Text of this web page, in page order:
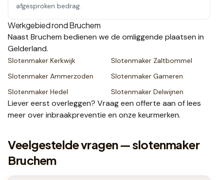
afgesproken bedrag.
Werkgebied rondBruchem
Naast Bruchem bedienen we de omliggende plaatsen in
Gelderland.
Slotenmaker Kerkwijk Slotenmaker Zaltbommel
Slotenmaker Ammerzoden Slotenmaker Gameren
Slotenmaker Hedel Slotenmaker Delwijnen
Liever eerst overleggen? Vraag een offerte aan of lees
meer overinbraakpreventie en onze keurmerken.
Veelgestelde vragen — slotenmaker
Bruchem